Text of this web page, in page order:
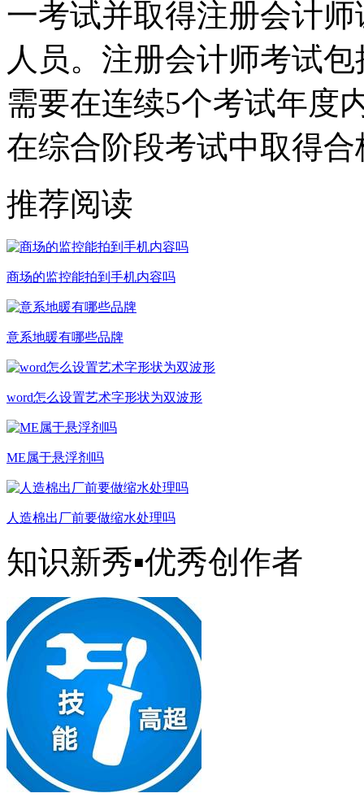
一考试并取得注册会计
人员。注册会计师考试
需要在连续5个考试年度
在综合阶段考试中取得
推荐阅读
商场的监控能拍到手机内容吗
意系地暖有哪些品牌
word怎么设置艺术字形状为双波形
ME属于悬浮剂吗
人造棉出厂前要做缩水处理吗
知识新秀▪优秀创作者